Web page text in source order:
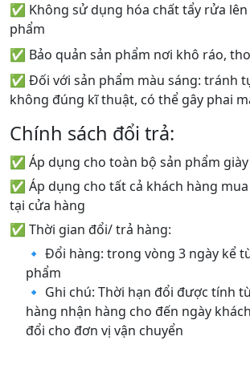
✅ Không sử dụng hóa chất tẩy rửa
phẩm
✅ Bảo quản sản phẩm nơi khô ráo,
✅ Đối với sản phẩm màu sáng: tránh
không đúng kĩ thuật, có thể gây phai
Chính sách đổi trả:
✅ Áp dụng cho toàn bộ sản phẩm
✅ Áp dụng cho tất cả khách hàng
tại cửa hàng
✅ Thời gian đổi/ trả hàng:
🔹 Đổi hàng: trong vòng 3 ngày kể
phẩm
🔹 Ghi chú: Thời hạn đổi được tính
hàng nhận hàng cho đến ngày
đổi cho đơn vị vận chuyển